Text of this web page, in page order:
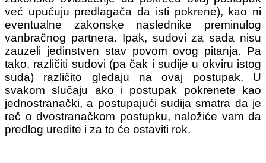
već upućuju predlagača da isti pokrene), kao ni
eventualne zakonske naslednike preminulog
vanbračnog partnera. Ipak, sudovi za sada nisu
zauzeli jedinstven stav povom ovog pitanja. Pa
tako, različiti sudovi (pa čak i sudije u okviru istog
suda) različito gledaju na ovaj postupak. U
svakom slučaju ako i postupak pokrenete kao
jednostranački, a postupajući sudija smatra da je
reč o dvostranačkom postupku, naložiće vam da
predlog uredite i za to će ostaviti rok.